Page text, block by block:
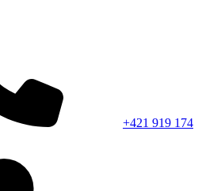
+421 919 174